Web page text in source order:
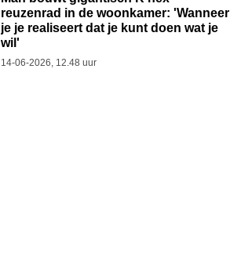
reuzenrad in de woonkamer: 'Wanneer
je je realiseert dat je kunt doen wat je
wil'
14-06-2026, 12.48 uur